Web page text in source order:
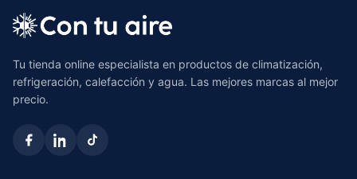
Tu tienda online especialista en productos de climatización,
refrigeración, calefacción y agua. Las mejores marcas al mejor
precio.